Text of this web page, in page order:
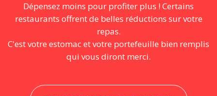
Dépensez moins pour profiter plus ! Certains
restaurants offrent de belles réductions sur votre
repas.
C'est votre estomac et votre portefeuille bien remplis
qui vous diront merci.